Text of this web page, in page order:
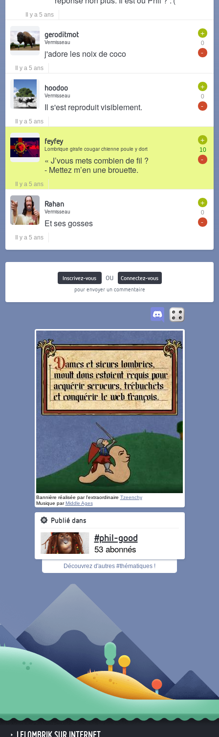
Il y a 5 ans
+
0
-
geroditmot
Vermisseau
j'adore les noix de coco
Il y a 5 ans
+
0
-
hoodoo
Vermisseau
Il s'est reproduit visiblement.
Il y a 5 ans
+
10
-
feyfey
Lombrique girafe cougar chienne poule y dort
« J’vous mets combien de fil ?
- Mettez m’en une brouette.
Il y a 5 ans
+
0
-
Rahan
Vermisseau
Et ses gosses
Il y a 5 ans
Inscrivez-vous ou
Connectez-vous
pour envoyer un commentaire
Bannière réalisée par l'extraordinaire Tzeenchy
Musique parMiddle Ages
Publié dans
#phil-good
53 abonnés
Découvrez d'autres #thématiques !
LELOMBRIK SUR INTERNET